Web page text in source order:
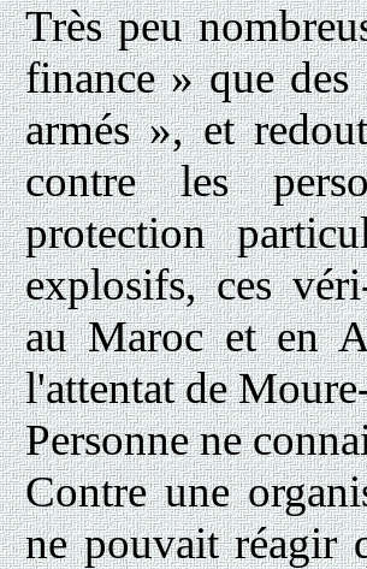
Très peu
finance » que
armés », et
contre les
protection
explosifs, ces
au Maroc et en
l'attentat de
Personne ne
Contre une
ne pouvait réagir